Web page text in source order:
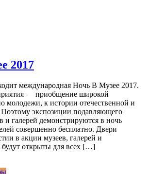
2017
международная Ночь В Музее 2017.
— приобщение широкой
молодежи, к истории отечественной и
экспозиции подавляющего
и галерей демонстрируются в ночь
совершенно бесплатно. Двери
в акции музеев, галерей и
будут открыты для всех […]